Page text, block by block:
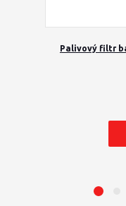
Palivový filtr